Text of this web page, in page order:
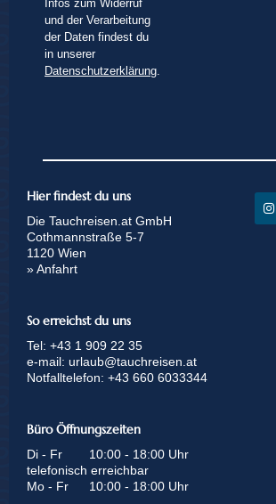
Infos zum Widerruf
und der Verarbeitung
der Daten findest du
in unserer
Datenschutzerklärung.
Hier findest du uns
Die Tauchreisen.at GmbH
Cothmannstraße 5-7
1120 Wien
» Anfahrt
So erreichst du uns
Tel: +43 1 909 22 35
e-mail: urlaub@tauchreisen.at
Notfalltelefon: +43 660 6033344
Büro Öffnungszeiten
Di - Fr
10:00 - 18:00 Uhr
telefonisch erreichbar
Mo - Fr
10:00 - 18:00 Uhr